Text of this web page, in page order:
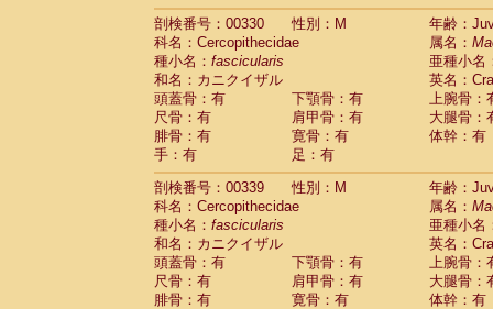
剖検番号：00330
性別：M
年齢：
科名：Cercopithecidae
属名：
種小名： fascicularis
亜種小名
和名：カニクイザル
英名：
頭蓋骨：有
下顎骨：有
上腕骨：
尺骨：有
肩甲骨：有
大腿骨：
腓骨：有
寛骨：有
体幹：有
手：有
足：有
剖検番号：00339
性別：M
年齢：
科名：Cercopithecidae
属名：
種小名： fascicularis
亜種小名
和名：カニクイザル
英名：
頭蓋骨：有
下顎骨：有
上腕骨：
尺骨：有
肩甲骨：有
大腿骨：
腓骨：有
寛骨：有
体幹：有